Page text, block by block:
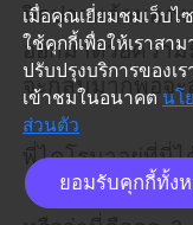
เมื่อคุณเยี่ยมชมเว็บไ
ใช้คุกกี้เพื่อให้เราสา
ปรับปรุงบริการของเ
เข้าชมในอนาคต นโ
ส่วนตัว
ยอมรับคุกกี้ทั้ง
ปิดปากแล้วมอง
ออกมาด้วยควา
จะกลมมากพอจ
พี่ไคโรมาอยู่ที่นี่ไ